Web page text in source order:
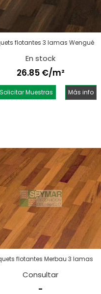
flotantes 3 lamas Wengué
En stock
26.85 €/m²
Solicitar Muestras Más info
flotantes Merbau 3 lamas
Consultar
-